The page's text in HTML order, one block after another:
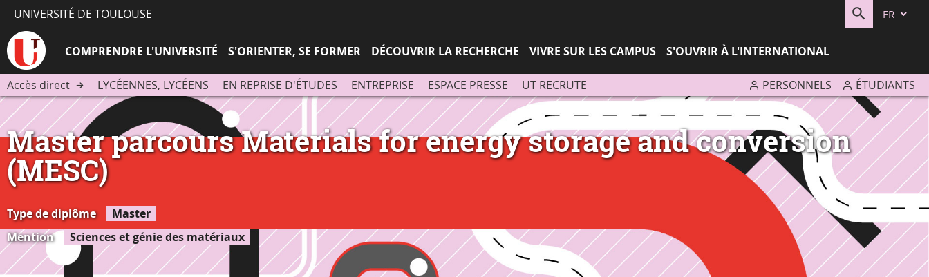
UNIVERSITÉ DE TOULOUSE FR
COMPRENDRE L'UNIVERSITÉ S'ORIENTER, SE FORMER DÉCOUVRIR LA RECHERCHE VIVRE SUR LES CAMPUS S'OUVRIR À L'INTERNATIONAL
Accès direct LYCÉENNES, LYCÉENS EN REPRISE D'ÉTUDES ENTREPRISE ESPACE PRESSE UT RECRUTE PERSONNELS ÉTUDIANTS
Master parcours Materials for energy storage and conversion
(MESC)
Type de diplôme
Master
Mention
Sciences et génie des matériaux